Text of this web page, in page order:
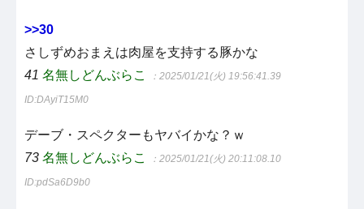
>>30
さしずめおまえは肉屋を支持する豚かな
41 名無しどんぶらこ ：2025/01/21(火) 19:56:41.39
ID:DAyiT15M0
デーブ・スペクターもヤバイかな？ｗ
73 名無しどんぶらこ ：2025/01/21(火) 20:11:08.10
ID:pdSa6D9b0